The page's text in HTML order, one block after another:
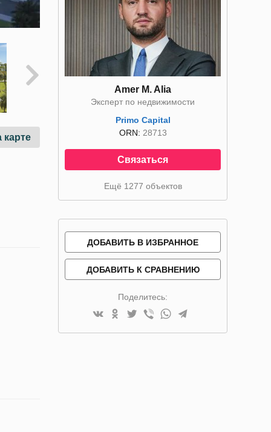
карте
Amer M. Alia
Эксперт по недвижимости
Primo Capital
ORN: 28713
Связаться
Ещё 1277 объектов
ДОБАВИТЬ В ИЗБРАННОЕ
ДОБАВИТЬ К СРАВНЕНИЮ
Поделитесь: